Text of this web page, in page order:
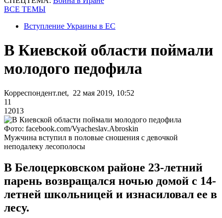
ВСЕ ТЕМЫ
Вступление Украины в ЕС
В Киевской области поймали
молодого педофила
Корреспондент.net, 22 мая 2019, 10:52
11
12013
Фото: facebook.com/Vyacheslav.Abroskin
Мужчина вступил в половые сношения с девочкой
неподалеку лесополосы
В Белоцерковском районе 23-летний
парень возвращался ночью домой с 14-
летней школьницей и изнасиловал ее в
лесу.